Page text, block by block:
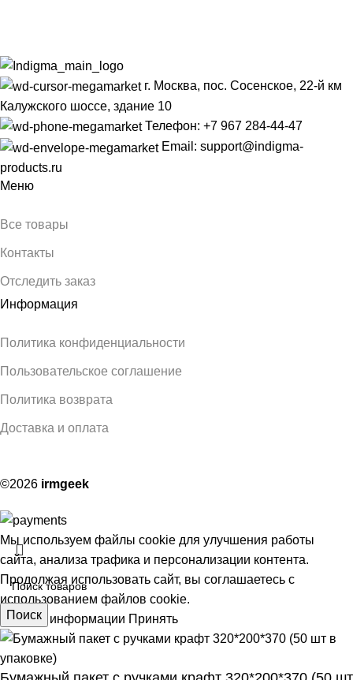
г. Москва, пос. Сосенское, 22-й км
Калужского шоссе, здание 10
Телефон: +7 967 284-44-47
Email: support@indigma-
products.ru
Меню
Все товары
Контакты
Отследить заказ
Информация
Политика конфиденциальности
Пользовательское соглашение
Политика возврата
Доставка и оплата
©2026 irmgeek
Поиск
Мы используем файлы cookie для улучшения работы
сайта, анализа трафика и персонализации контента.
Продолжая использовать сайт, вы соглашаетесь с
использованием файлов cookie.
Больше информации Принять